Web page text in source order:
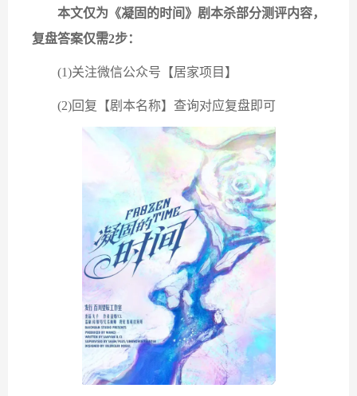
本文仅为《凝固的时间》剧本杀部分测评内容，
复盘答案仅需2步：
(1)关注微信公众号【居家项目】
(2)回复【剧本名称】查询对应复盘即可